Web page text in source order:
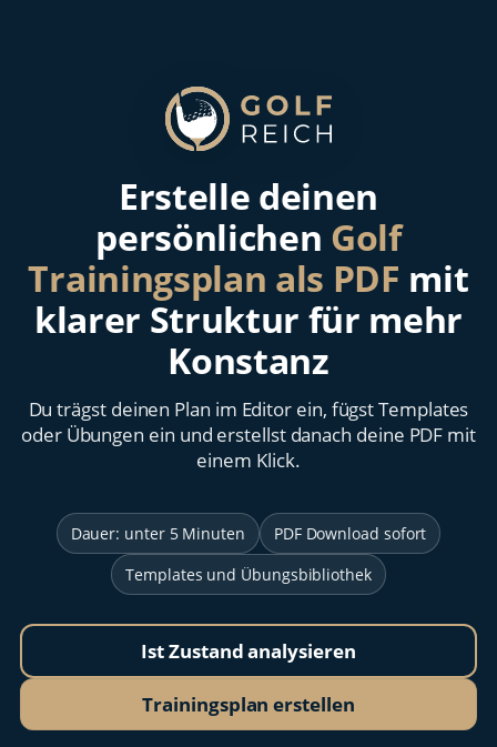
Erstelle deinen
persönlichen Golf
Trainingsplan als PDF mit
klarer Struktur für mehr
Konstanz
Du trägst deinen Plan im Editor ein, fügst Templates
oder Übungen ein und erstellst danach deine PDF mit
einem Klick.
Dauer: unter 5 Minuten
PDF Download sofort
Templates und Übungsbibliothek
Ist Zustand analysieren
Trainingsplan erstellen